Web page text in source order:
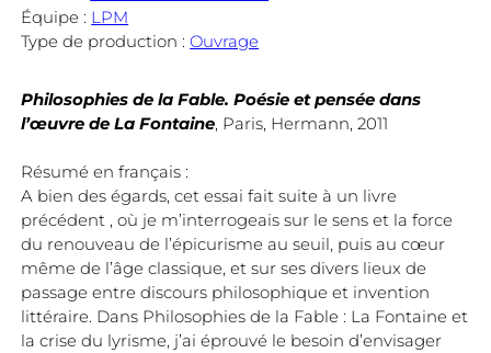
Équipe : LPM
Type de production :Ouvrage
Philosophies de la Fable. Poésie et pensée dans
l’œuvre de La Fontaine, Paris, Hermann, 2011
Résumé en français :
A bien des égards, cet essai fait suite à un livre
précédent , où je m’interrogeais sur le sens et la force
du renouveau de l’épicurisme au seuil, puis au cœur
même de l’âge classique, et sur ses divers lieux de
passage entre discours philosophique et invention
littéraire. Dans Philosophies de la Fable : La Fontaine et
la crise du lyrisme, j’ai éprouvé le besoin d’envisager